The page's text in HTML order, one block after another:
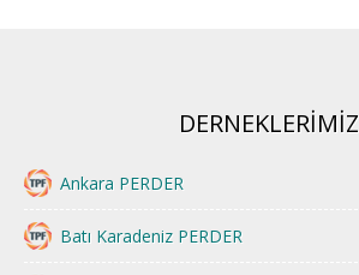
DERNEKLERİMİZ
Ankara PERDER
Batı Karadeniz PERDER